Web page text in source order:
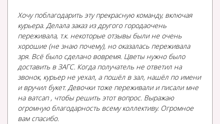
Хочу поблагодарить эту прекрасную команду, включая
курьера. Делала заказ из другого городаочень
переживала, т.к. некоторые отзывы были не очень
хорошие (не знаю почему), но оказалась переживала
зря. Всё было сделано вовремя. Цветы нужно было
доставить в ЗАГС. Когда получатель не ответил на
звонок, курьер не уехал, а пошёл в зал, нашёл по имени
и вручил букет. Девочки тоже переживали и писали мне
на ватсап , чтобы решить этот вопрос. Выражаю
огромную благодарность всему коллективу. Огромное
вам спасибо.